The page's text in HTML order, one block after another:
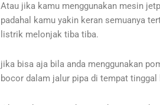
Atau jika kamu menggunakan mesin
padahal kamu yakin keran semuanya
listrik melonjak tiba tiba.
jika bisa aja bila anda menggunakan
bocor dalam jalur pipa di tempat tinggal